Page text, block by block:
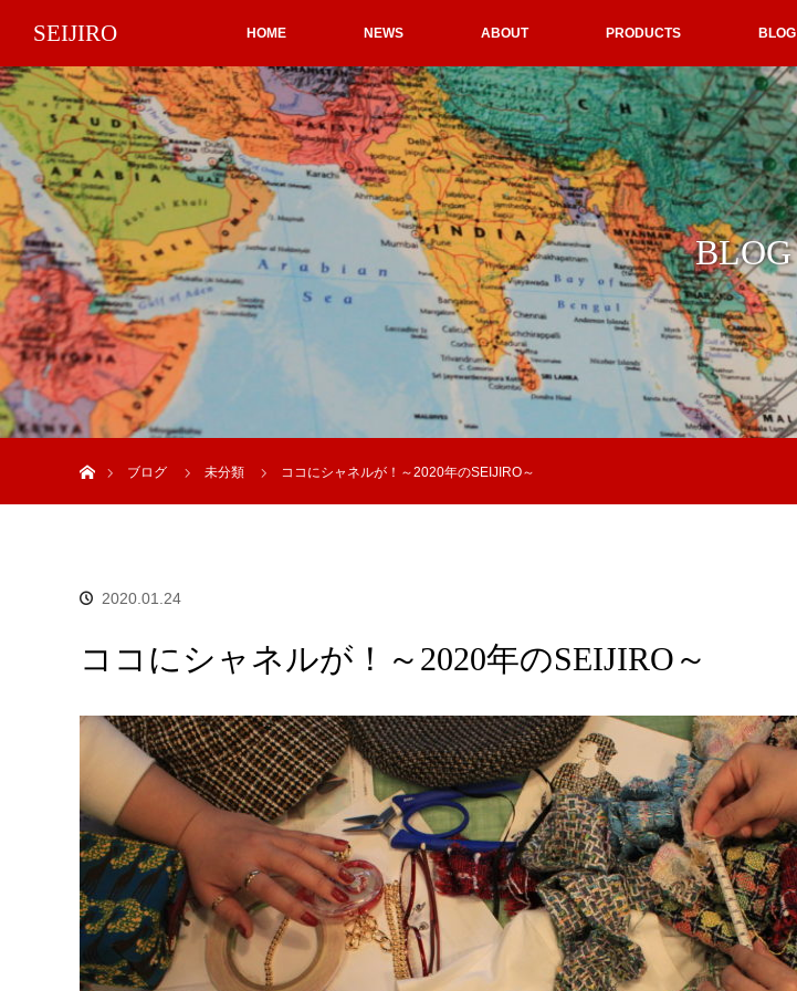
SEIJIRO HOME NEWS ABOUT PRODUCTS BLOG
BLOG
ブログ
未分類 ココにシャネルが！～2020年のSEIJIRO～
2020.01.24
ココにシャネルが！～2020年のSEIJIRO～